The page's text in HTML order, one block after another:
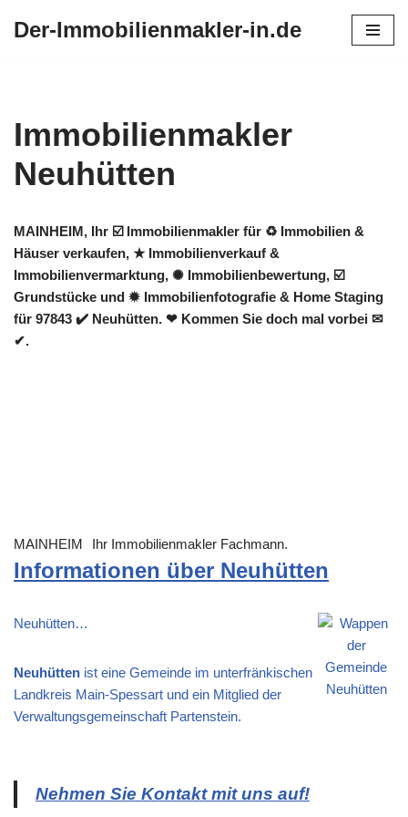
Der-Immobilienmakler-in.de
Immobilienmakler
Neuhütten
MAINHEIM, Ihr ☑️ Immobilienmakler für ♻ Immobilien &
Häuser verkaufen, ★ Immobilienverkauf &
Immobilienvermarktung, ✺ Immobilienbewertung, ☑️
Grundstücke und ✹ Immobilienfotografie & Home Staging
für 97843 ✔️ Neuhütten. ❤ Kommen Sie doch mal vorbei ✉
✔.
MAINHEIM Ihr Immobilienmakler Fachmann.
Informationen über Neuhütten
Neuhütten…
Neuhütten ist eine Gemeinde im unterfränkischen
Landkreis Main-Spessart und ein Mitglied der
Verwaltungsgemeinschaft Partenstein.
Nehmen Sie Kontakt mit uns auf!